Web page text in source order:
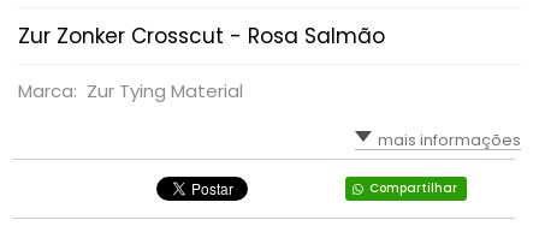
Zur Zonker Crosscut - Rosa Salmão
Marca: Zur Tying Material
mais informações
Compartilhar